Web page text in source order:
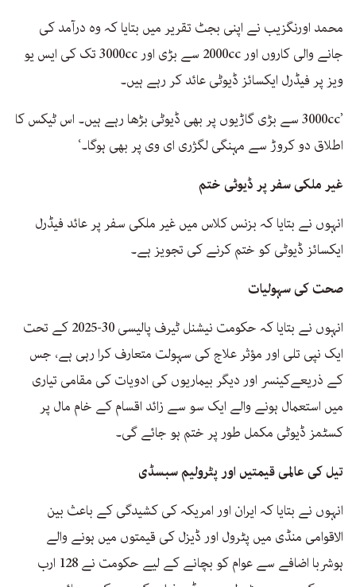
محمد اورنگزیب نے اپنی بجٹ تقریر میں بتایا کہ وہ درآمد کی
جانے والی کاروں اور 2000cc سے بڑی اور 3000cc تک کی ایس یو
ویز پر فیڈرل ایکسائز ڈیوٹی عائد کر رہے ہیں۔
’3000cc سے بڑی گاڑیوں پر بھی ڈیوٹی بڑھا رہے ہیں۔ اس ٹیکس کا
اطلاق دو کروڑ سے مہنگی لگژری ای وی پر بھی ہوگا۔‘
غیر ملکی سفر پر ڈیوٹی ختم
انہوں نے بتایا کہ بزنس کلاس میں غیر ملکی سفر پر عائد فیڈرل
ایکسائز ڈیوٹی کو ختم کرنے کی تجویز ہے۔
صحت کی سہولیات
انہوں نے بتایا کہ حکومت نیشنل ٹیرف پالیسی 30-2025 کے تحت
ایک نپی تلی اور مؤثر علاج کی سہولت متعارف کرا رہی ہے، جس
کے ذریعےکینسر اور دیگر بیماریوں کی ادویات کی مقامی تیاری
میں استعمال ہونے والے ایک سو سے زائد اقسام کے خام مال پر
کسٹمز ڈیوٹی مکمل طور پر ختم ہو جائے گی۔
تیل کی عالمی قیمتیں اور پٹرولیم سبسڈی
انہوں نے بتایا کہ ایران اور امریکہ کی کشیدگی کے باعث بین
الاقوامی منڈی میں پٹرول اور ڈیزل کی قیمتوں میں ہونے والے
ہوشربا اضافے سے عوام کو بچانے کے لیے حکومت نے 128 ارب